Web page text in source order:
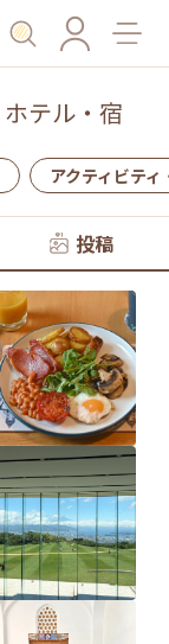
ホテル・宿
アクティビティ
投稿